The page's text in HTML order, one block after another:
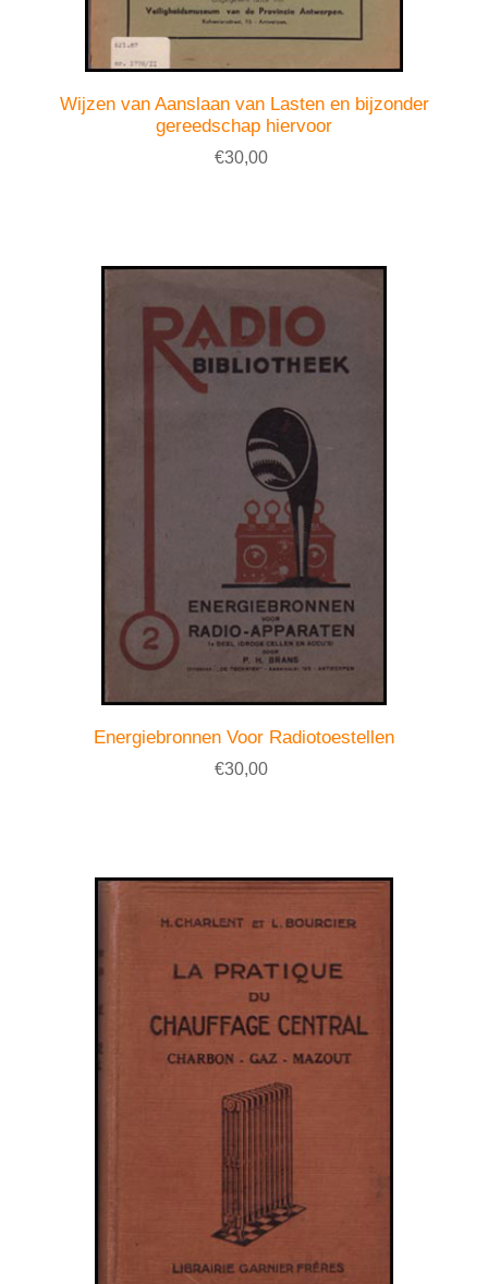
Wijzen van Aanslaan van Lasten en bijzonder
gereedschap hiervoor
€30,00
Energiebronnen Voor Radiotoestellen
€30,00